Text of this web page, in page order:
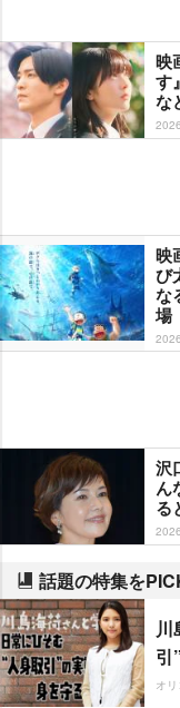
映
す
な
映
び
な
場
沢
ん
る
話題の特集を
引
オ